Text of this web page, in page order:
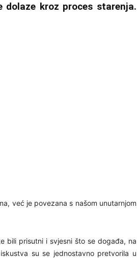
kroz proces starenja.
već je povezana s našom unutarnjom
bili prisutni i svjesni što se događa, na
su se jednostavno pretvorila u